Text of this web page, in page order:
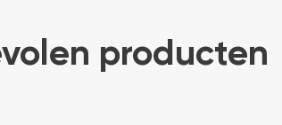
producten